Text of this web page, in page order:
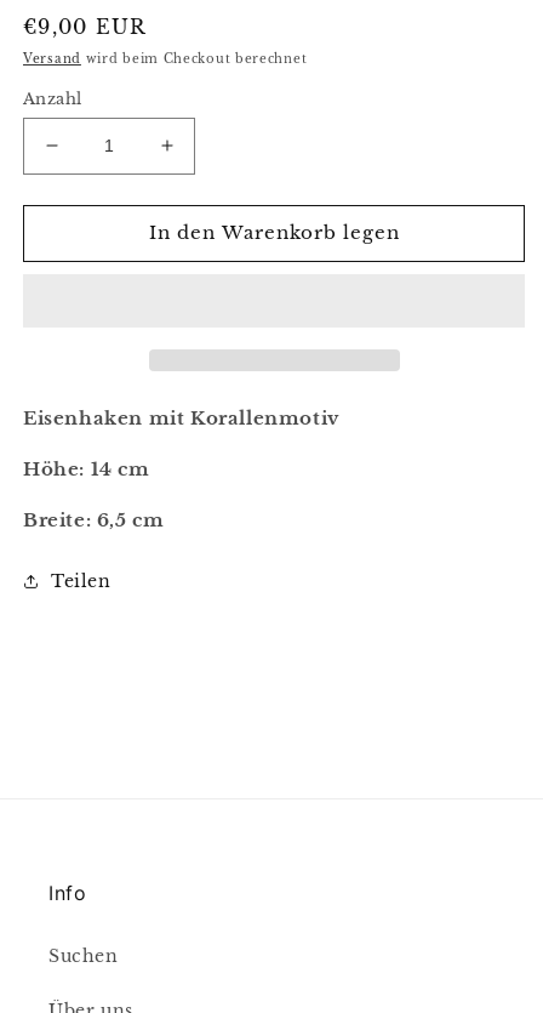
Normaler
Preis
€9,00 EUR
Versand wird beim Checkout berechnet
Anzahl
Verringere
die
Menge
Eisenhaken,
Erhöhe
die
Menge
für
Eisenhaken,
In den Warenkorb legen
Eisenhaken mit Korallenmotiv
Höhe: 14 cm
Breite: 6,5 cm
Teilen
Info
Suchen